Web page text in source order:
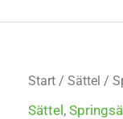
Start / Sättel /
Sättel,